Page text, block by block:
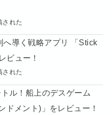
された
へ導く戦略アプリ 「Stick
ビュー！
された
ル！船上のデスゲーム
ドメント)」をレビュー！